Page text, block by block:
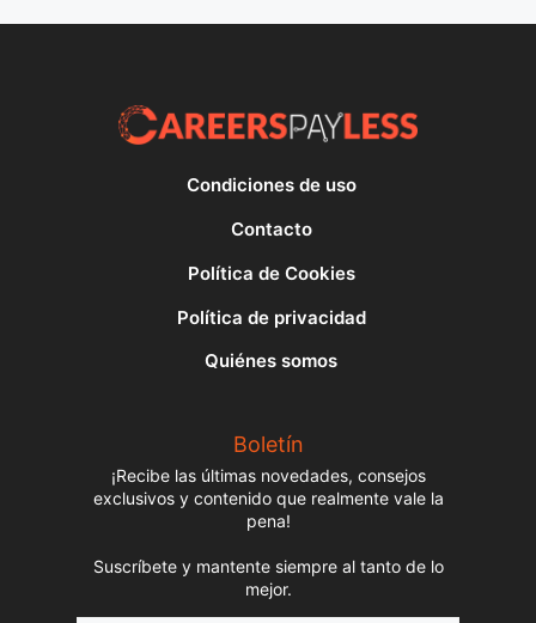
Condiciones de uso
Contacto
Política de Cookies
Política de privacidad
Quiénes somos
Boletín
¡Recibe las últimas novedades, consejos
exclusivos y contenido que realmente vale la
pena!
Suscríbete y mantente siempre al tanto de lo
mejor.